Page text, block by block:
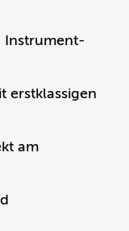
Instrument-
erstklassigen
am